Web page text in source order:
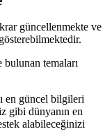
güncellenmekte ve
temaları
en güncel bilgileri
gibi dünyanın en
alabileceğinizi